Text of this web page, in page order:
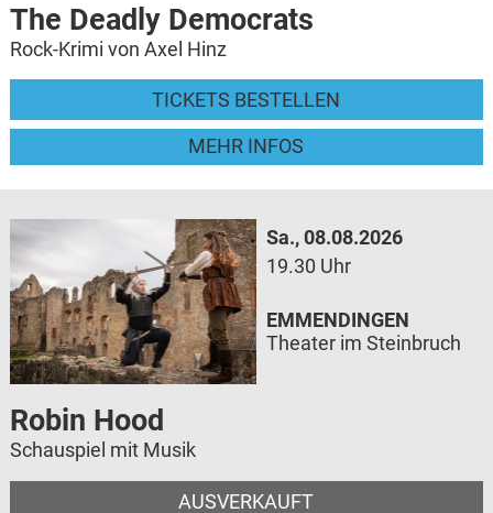
The Deadly Democrats
Rock-Krimi von Axel Hinz
TICKETS BESTELLEN
MEHR INFOS
Sa., 08.08.2026
19.30 Uhr
Robin Hood
Schauspiel mit Musik
AUSVERKAUFT
EMMENDINGEN
Theater im Steinbruch